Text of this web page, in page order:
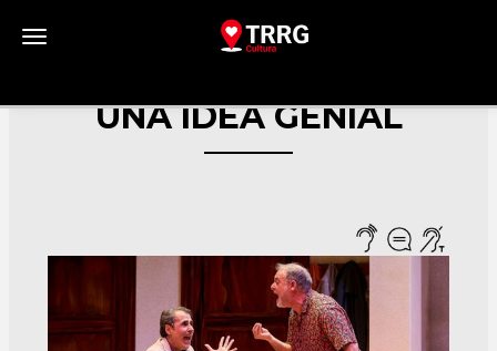
Toggle navigation
UNA IDEA GENIAL